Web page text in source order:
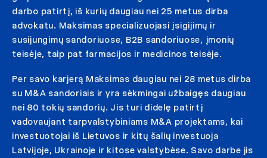
darbo patirtį, iš kurių daugiau nei 25 metus dirba
advokatu. Maksimas specializuojasi įsigijimų ir
susijungimų sandoriuose, B2B sandoriuose, įmonių
teisėje, taip pat farmacijos ir medicinos teisėje.
Per savo karjerą Maksimas daugiau nei 28 metus dirba
su M&A sandoriais ir yra sėkmingai užbaigęs daugiau
nei 80 tokių sandorių. Jis turi didelę patirtį
vadovaujant tarpvalstybiniams M&A projektams, kai
investuotojai iš Lietuvos ir kitų šalių investuoja
Latvijoje, Ukrainoje ir kitose valstybėse. Savo darbe jis